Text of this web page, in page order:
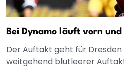
Bei Dynamo läuft vorn
Der Auftakt geht für Dresden
weitgehend blutleerer